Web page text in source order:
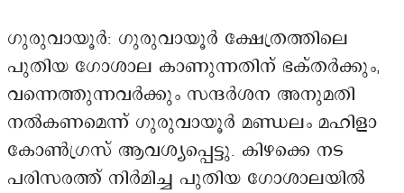
ഗുരുവായൂർ: ഗുരുവായൂർ ക്ഷേത്രത്തിലെ
പുതിയ ഗോശാല കാണുന്നതിന് ഭക്തർക്കും,
വന്നെത്തുന്നവർക്കും സന്ദർശന അനുമതി
നൽകണമെന്ന് ഗുരുവായൂർ മണ്ഡലം മഹിളാ
കോൺഗ്രസ് ആവശ്യപ്പെട്ടു. കിഴക്കെ നട
പരിസരത്ത് നിർമിച്ച പുതിയ ഗോശാലയിൽ